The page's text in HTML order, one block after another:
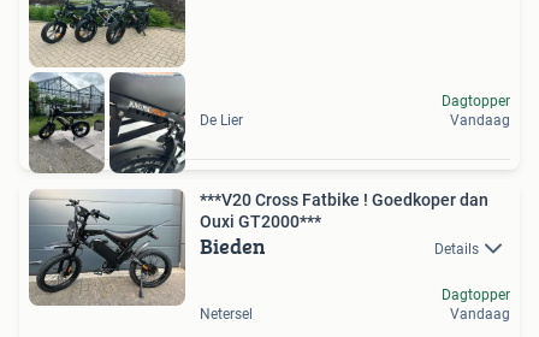
De Lier
Dagtopper
Vandaag
***V20 Cross Fatbike ! Goedkoper dan
Ouxi GT2000***
Bieden Details
Netersel
Dagtopper
Vandaag